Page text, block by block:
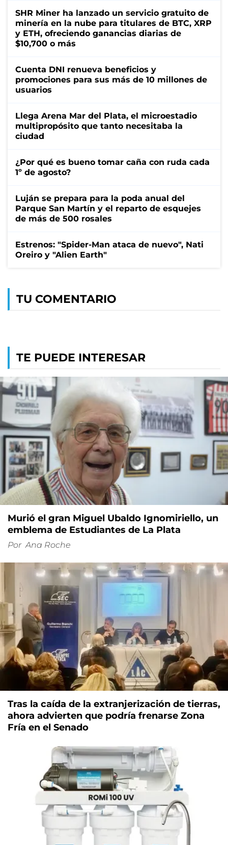
SHR Miner ha lanzado un servicio gratuito de
minería en la nube para titulares de BTC, XRP
y ETH, ofreciendo ganancias diarias de
$10,700 o más
Cuenta DNI renueva beneficios y
promociones para sus más de 10 millones de
usuarios
Llega Arena Mar del Plata, el microestadio
multipropósito que tanto necesitaba la
ciudad
¿Por qué es bueno tomar caña con ruda cada
1º de agosto?
Luján se prepara para la poda anual del
Parque San Martín y el reparto de esquejes
de más de 500 rosales
Estrenos: "Spider-Man ataca de nuevo", Nati
Oreiro y "Alien Earth"
TU COMENTARIO
TE PUEDE INTERESAR
Murió el gran Miguel Ubaldo Ignomiriello, un
emblema de Estudiantes de La Plata
Por Ana Roche
Tras la caída de la extranjerización de tierras,
ahora advierten que podría frenarse Zona
Fría en el Senado